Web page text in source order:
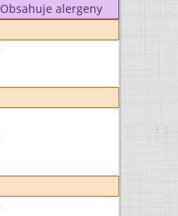
Obsahuje alergeny